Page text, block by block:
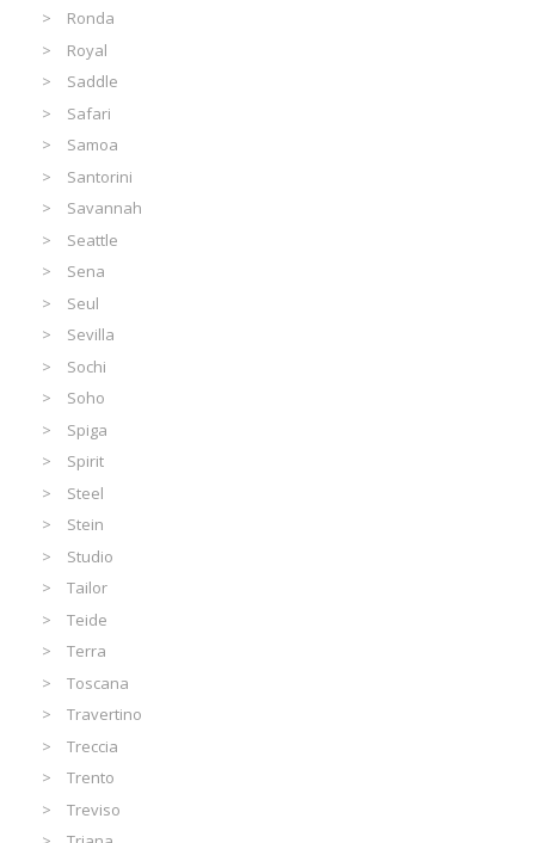
Ronda
Royal
Saddle
Safari
Samoa
Santorini
Savannah
Seattle
Sena
Seul
Sevilla
Sochi
Soho
Spiga
Spirit
Steel
Stein
Studio
Tailor
Teide
Terra
Toscana
Travertino
Treccia
Trento
Treviso